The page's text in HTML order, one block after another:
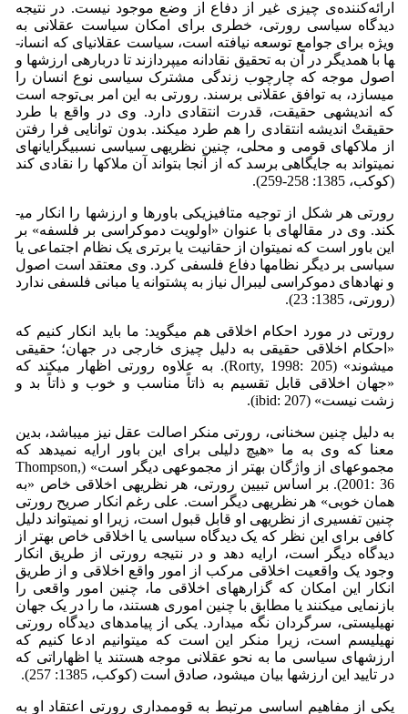
ارائه‌کننده‌ی چیزی غیر از دفاع از وضع موجود نیست. در نتیجه
دیدگاه سیاسی رورتی، خطری برای امکان سیاست عقلانی به
ویژه برای جوامع توسعه نیافته است، سیاست عقلانی­ای که انسان­
ها با همدیگر در آن به تحقیق نقادانه می­پردازند تا درباره­ی ارزش­ها و
اصول موجه که چارچوب زندگی مشترک سیاسی نوع انسان را
می­سازد، به توافق عقلانی برسند. رورتی به این امر بی‌توجه است
که اندیشه­ی حقیقت، قدرت انتقادی دارد. وی در واقع با طرد
حقیقتْ اندیشه انتقادی را هم طرد می­کند. بدون توانایی فرا رفتن
از ملاک­های قومی و محلی، چنین نظریه­ی سیاسی نسبی­گرایانه­ای
نمی­تواند به جایگاهی برسد که از آنجا بتواند آن ملاک­ها را نقادی کند
(کوکب، 1385: 258-259).
رورتی هر شکل از توجیه متافیزیکی باورها و ارزش­ها را انکار می­
کند. وی در مقاله­ای با عنوان «اولویت دموکراسی بر فلسفه» بر
این باور است که نمی­توان از حقانیت یا برتری یک نظام اجتماعی یا
سیاسی بر دیگر نظام­ها دفاع فلسفی کرد. وی معتقد است اصول
و نهادهای دموکراسی لیبرال نیاز به پشتوانه یا مبانی فلسفی ندارد
(رورتی، 1385: 23).
رورتی در مورد احکام اخلاقی هم می­گوید: ما باید انکار کنیم که
«احکام اخلاقی حقیقی به دلیل چیزی خارجی در جهان؛ حقیقی
می­شوند» (Rorty, 1998: 205). به علاوه رورتی اظهار می­کند که
«جهان اخلاقی قابل تقسیم به ذاتاً مناسب و خوب و ذاتاً بد و
زشت نیست» (ibid: 207).
به دلیل چنین سخنانی، رورتی منکر اصالت عقل نیز می­باشد، بدین
معنا که وی به ما «هیچ دلیلی برای این باور ارایه نمی­دهد که
مجموعه­ای از واژگان بهتر از مجموعه­ی دیگر است» (Thompson,
2001: 36). بر اساس تبیین رورتی، هر نظریه­ی اخلاقی خاص «به
همان خوبی» هر نظریه­ی دیگر است. علی رغم انکار صریح رورتی
چنین تفسیری از نظریه­ی او قابل قبول است، زیرا او نمی­تواند دلیل
کافی برای این نظر که یک دیدگاه سیاسی یا اخلاقی خاص بهتر از
دیدگاه دیگر است، ارایه دهد و در نتیجه رورتی از طریق انکار
وجود یک واقعیت اخلاقی مرکب از امور واقع اخلاقی و از طریق
انکار این امکان که گزاره­های اخلاقی ما، چنین امور واقعی را
بازنمایی می­کنند یا مطابق با چنین اموری هستند، ما را در یک جهان
نهیلیستی، سرگردان نگه می­دارد. یکی از پیامدهای دیدگاه رورتی
نهیلیسم است، زیرا منکر این است که می­توانیم ادعا کنیم که
ارزش­های سیاسی ما به نحو عقلانی موجه هستند یا اظهاراتی که
در تایید این ارزش­ها بیان می­شود، صادق است (کوکب، 1385: 257).
یکی از مفاهیم اساسی مرتبط به قوم­مداری رورتی اعتقاد او به